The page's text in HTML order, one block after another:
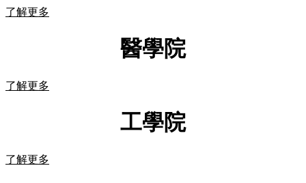
了解更多
醫學院
了解更多
工學院
了解更多